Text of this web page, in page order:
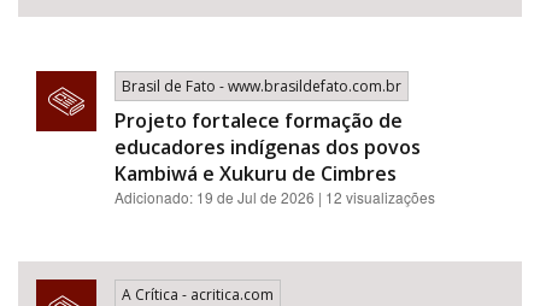
Brasil de Fato - www.brasildefato.com.br
Projeto fortalece formação de
educadores indígenas dos povos
Kambiwá e Xukuru de Cimbres
Adicionado: 19 de Jul de 2026 | 12 visualizações
A Crítica - acritica.com